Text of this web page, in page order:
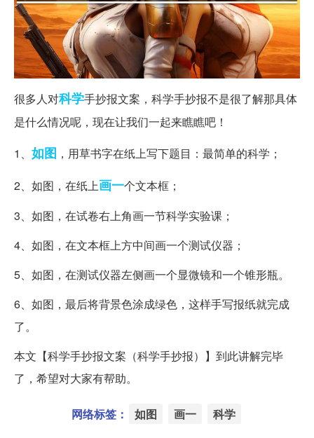
很多人对科学手抄报文案，科学手抄报不是很了解那具体
是什么情况呢，现在让我们一起来瞧瞧吧！
1、 如图 ，用草书字在纸上写下题目：最简单的科学；
2、如图，在纸上画一个文本框；
3、如图，在试卷右上角画一节科学实验课；
4、如图，在文本框上方中间画一个测试仪器；
5、如图，在测试仪器左侧画一个显微镜和一个锥形瓶。
6、如图，最后将背景色涂成绿色，这样手写报纸就完成
了。
本文【科学手抄报文案（科学手抄报）】到此讲解完毕
了，希望对大家有帮助。
网络标签： 如图 画一 科学